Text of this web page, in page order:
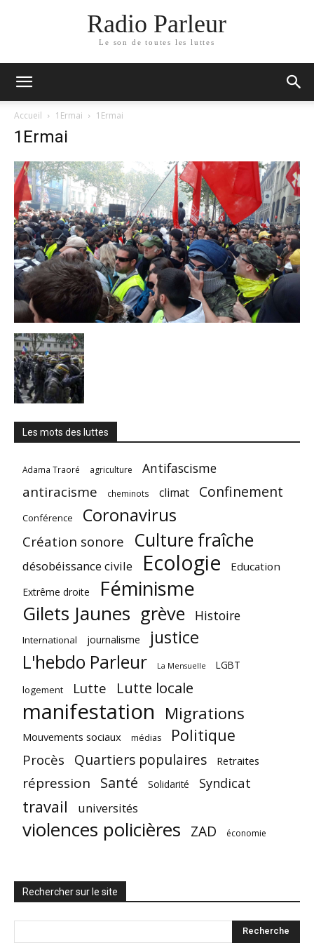
Radio Parleur
Le son de toutes les luttes
Accueil 1Ermai 1Ermai
1Ermai
Les mots des luttes
Adama Traoré agriculture Antifascisme
antiracisme cheminots climat Confinement
Conférence Coronavirus
Création sonore Culture fraîche
désobéissance civile Ecologie Education
Extrême droite Féminisme
Gilets Jaunes grève Histoire
International journalisme justice
L'hebdo Parleur La Mensuelle
LGBT
logement
Lutte Lutte locale
manifestation Migrations
Mouvements sociaux médias Politique
Procès Quartiers populaires Retraites
répression Santé Solidarité Syndicat
travail universités
violences policières ZAD économie
Rechercher sur le site